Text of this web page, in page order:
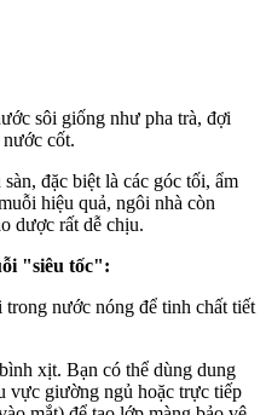
sôi giống như pha trà, đợi
cốt.
đặc biệt là các góc tối, ẩm
hiệu quả, ngôi nhà còn
dược rất dễ chịu.
"siêu tốc":
nước nóng để tinh chất tiết
xịt. Bạn có thể dùng dung
vực giường ngủ hoặc trực tiếp